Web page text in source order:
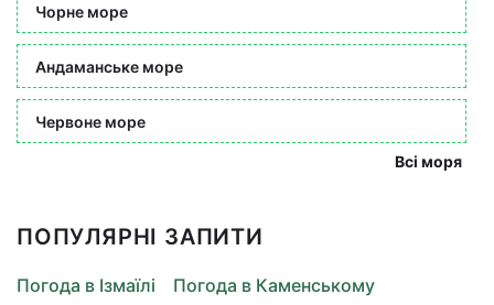
Чорне море
Андаманське море
Червоне море
Всі моря
ПОПУЛЯРНІ ЗАПИТИ
Погода в Ізмаїлі
Погода в Каменському